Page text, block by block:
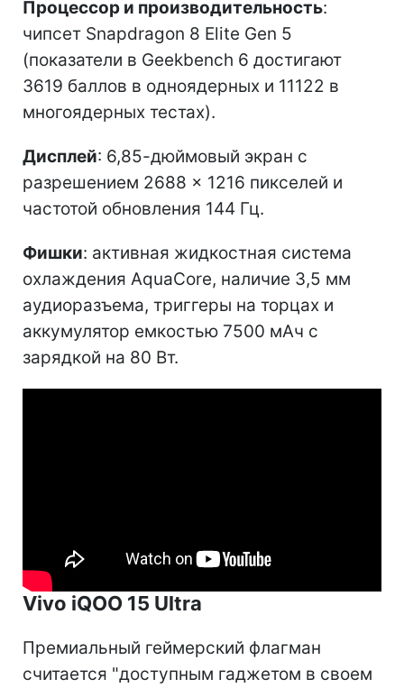
Процессор и производительность:
чипсет Snapdragon 8 Elite Gen 5
(показатели в Geekbench 6 достигают
3619 баллов в одноядерных и 11122 в
многоядерных тестах).
Дисплей: 6,85-дюймовый экран с
разрешением 2688 × 1216 пикселей и
частотой обновления 144 Гц.
Фишки: активная жидкостная система
охлаждения AquaCore, наличие 3,5 мм
аудиоразъема, триггеры на торцах и
аккумулятор емкостью 7500 мАч с
зарядкой на 80 Вт.
Vivo iQOO 15 Ultra
Премиальный геймерский флагман
считается "доступным гаджетом в своем